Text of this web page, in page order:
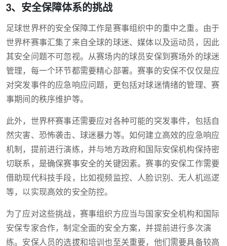
3、安全保障体系的挑战
足球世界杯的安全保障工作是赛事组织中的重中之重。由于
世界杯赛事汇集了来自全球的球迷、媒体以及运动员，因此
其安全问题不可忽视。从赛场内的球员安保到赛场外的球迷
管理，每一个环节都需要精心部署。赛事的安保不仅仅是应
对突发事件的应急响应问题，更包括对球迷情绪的管理、赛
事期间的秩序维护等。
此外，世界杯赛事还需要应对各种可能的突发事件，包括自
然灾害、恐怖袭击、球迷暴力等。如何建立高效的应急响应
机制，提前进行演练，并与地方政府和国际安保机构保持密
切联系，是确保赛事安全的关键因素。赛事的安保工作需要
借助现代科技手段，比如视频监控、人脸识别、无人机巡逻
等，以实现高效的安全防控。
为了应对这些挑战，赛事组织方应当与国家安全机构和国际
安保专家合作，制定全面的安全方案，并提前进行多次演
练。安保人员的选拔和培训也至关重要，他们需要具备较高